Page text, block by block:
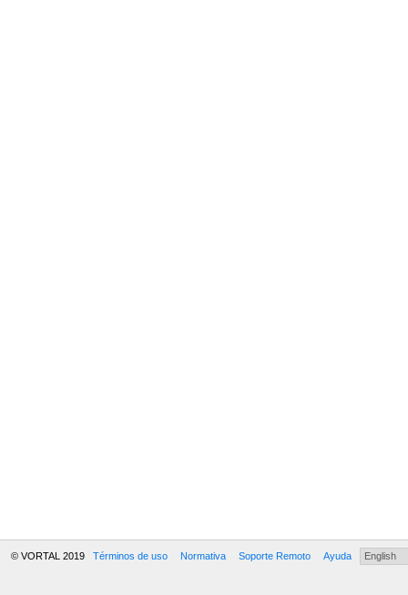
© VORTAL 2019 Términos de uso Normativa Soporte Remoto Ayuda